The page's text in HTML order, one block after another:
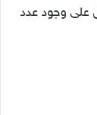
على وجود عدد